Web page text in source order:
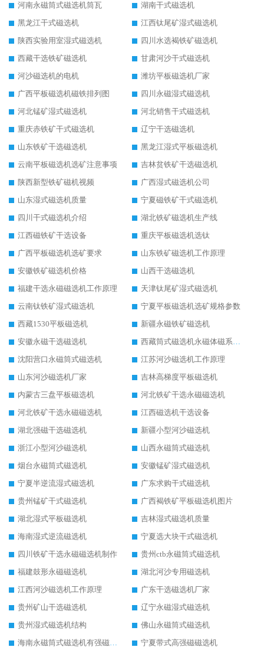
河南永磁筒式磁选机筒瓦
湖南干式磁选机
黑龙江干式磁选机
江西钛尾矿湿式磁选机
陕西实验用室湿式磁选机
四川水选褐铁矿磁选机
西藏干选铁矿磁选机
甘肃河沙干式磁选机
河沙磁选机的电机
潍坊平板磁选机厂家
广西平板磁选机磁铁排列图
四川永磁湿式磁选机
河北锰矿湿式磁选机
河北销售干式磁选机
重庆赤铁矿干式磁选机
辽宁干选磁选机
山东铁矿干选磁选机
黑龙江湿式平板磁选机
云南平板磁选机选矿注意事项
吉林贫铁矿干选磁选机
陕西新型铁矿磁机视频
广西湿式磁选机公司
山东湿式磁选机质量
宁夏磁铁矿干式磁选机
四川干式磁选机介绍
湖北铁矿磁选机生产线
江西磁铁矿干选设备
重庆平板磁选机选钛
广西平板磁选机选矿要求
山东铁矿磁选机工作原理
安徽铁矿磁选机价格
山西干选磁选机
福建干选永磁磁选机工作原理
天津钛尾矿湿式磁选机
云南钛铁矿湿式磁选机
宁夏平板磁选机选矿规格参数
西藏1530平板磁选机
新疆永磁铁矿磁选机
安徽永磁干选磁选机
西藏筒式磁选机永磁体磁系设计
沈阳营口永磁筒式磁选机
江苏河沙磁选机工作原理
山东河沙磁选机厂家
吉林高梯度平板磁选机
内蒙古三盘平板磁选机
河北铁矿干选永磁磁选机
河北铁矿干选永磁磁选机
江西磁选机干选设备
湖北强磁干选磁选机
新疆小型河沙磁选机
浙江小型河沙磁选机
山西永磁筒式磁选机
烟台永磁筒式磁选机
安徽锰矿湿式磁选机
宁夏半逆流湿式磁选机
广东求购干式磁选机
贵州锰矿干式磁选机
广西褐铁矿平板磁选机图片
湖北湿式平板磁选机
吉林湿式磁选机质量
海南湿式逆流磁选机
宁夏选大块干式磁选机
四川铁矿干选永磁磁选机制作
贵州ctb永磁筒式磁选机
福建鼓形永磁磁选机
湖北河沙专用磁选机
江西河沙磁选机工作原理
广东干选磁选机厂家
贵州矿山干选磁选机
辽宁永磁湿式磁选机
贵州湿式磁选机结构
佛山永磁筒式磁选机
海南永磁筒式磁选机有强磁的吗
宁夏带式高强磁磁选机